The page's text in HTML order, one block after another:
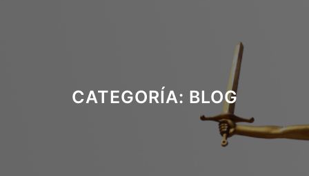
CATEGORÍA: BLOG